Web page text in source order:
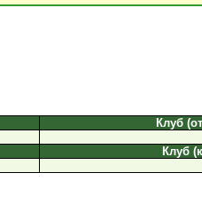
Клуб
Клуб